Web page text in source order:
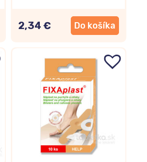
2,34 € Do košíka